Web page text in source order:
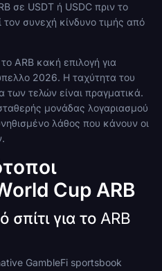
σε USDT ή USDC πριν το
συνεχή κίνδυνο τιμής από
ARB κακή επιλογή για
2026. Η ταχύτητα του
των τελών είναι πραγματικά.
μονάδας λογαριασμού
λάθος που κάνουν οι
Cup ARB
για το ARB
GambleFi sportsbook